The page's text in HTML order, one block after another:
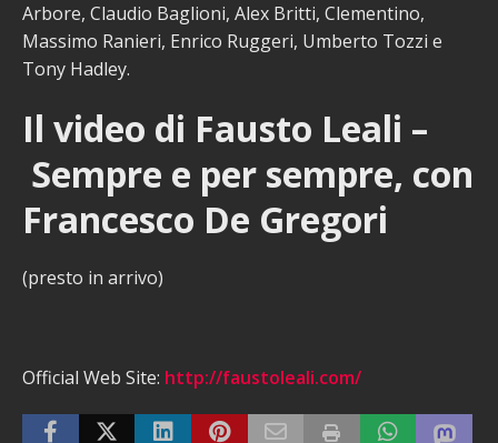
Arbore, Claudio Baglioni, Alex Britti, Clementino,
Massimo Ranieri, Enrico Ruggeri, Umberto Tozzi e
Tony Hadley.
Il video di Fausto Leali –
Sempre e per sempre, con
Francesco De Gregori
(presto in arrivo)
Official Web Site: http://faustoleali.com/